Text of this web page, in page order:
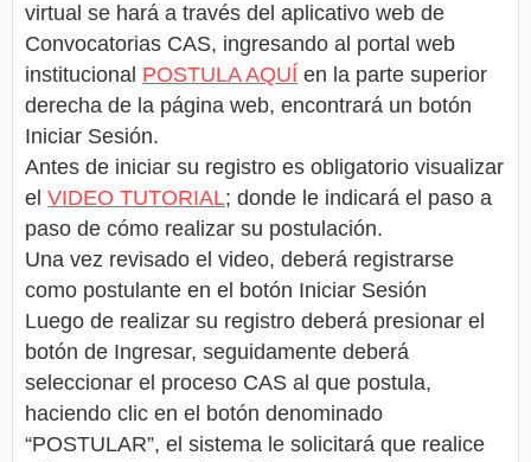
virtual se hará a través del aplicativo web de
Convocatorias CAS, ingresando al portal web
institucional POSTULA AQUÍ en la parte superior
derecha de la página web, encontrará un botón
Iniciar Sesión.
Antes de iniciar su registro es obligatorio visualizar
el VIDEO TUTORIAL; donde le indicará el paso a
paso de cómo realizar su postulación.
Una vez revisado el video, deberá registrarse
como postulante en el botón Iniciar Sesión
Luego de realizar su registro deberá presionar el
botón de Ingresar, seguidamente deberá
seleccionar el proceso CAS al que postula,
haciendo clic en el botón denominado
“POSTULAR”, el sistema le solicitará que realice